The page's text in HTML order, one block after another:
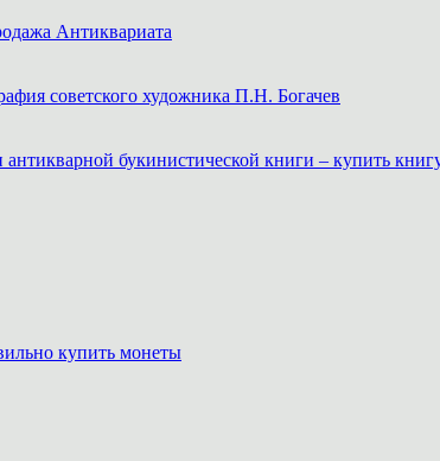
Антиквариата
советского художника П.Н. Богачев
букинистической книги – купить
купить монеты